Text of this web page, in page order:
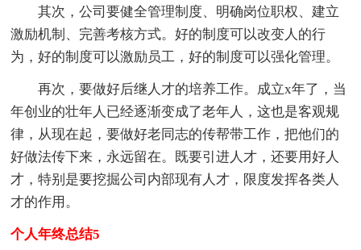
其次，公司要健全管理制度、明确岗位职权、建立
激励机制、完善考核方式。好的制度可以改变人的行
为，好的制度可以激励员工，好的制度可以强化管理。
再次，要做好后继人才的培养工作。成立x年了，当
年创业的壮年人已经逐渐变成了老年人，这也是客观规
律，从现在起，要做好老同志的传帮带工作，把他们的
好做法传下来，永远留在。既要引进人才，还要用好人
才，特别是要挖掘公司内部现有人才，限度发挥各类人
才的作用。
个人年终总结5